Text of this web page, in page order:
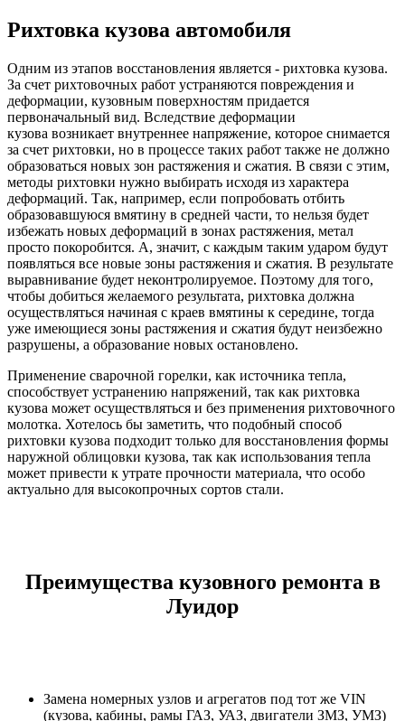
Рихтовка кузова автомобиля
Одним из этапов восстановления является - рихтовка кузова.
За счет рихтовочных работ устраняются повреждения и
деформации, кузовным поверхностям придается
первоначальный вид. Вследствие деформации
кузова возникает внутреннее напряжение, которое снимается
за счет рихтовки, но в процессе таких работ также не должно
образоваться новых зон растяжения и сжатия. В связи с этим,
методы рихтовки нужно выбирать исходя из характера
деформаций. Так, например, если попробовать отбить
образовавшуюся вмятину в средней части, то нельзя будет
избежать новых деформаций в зонах растяжения, метал
просто покоробится. А, значит, с каждым таким ударом будут
появляться все новые зоны растяжения и сжатия. В результате
выравнивание будет неконтролируемое. Поэтому для того,
чтобы добиться желаемого результата, рихтовка должна
осуществляться начиная с краев вмятины к середине, тогда
уже имеющиеся зоны растяжения и сжатия будут неизбежно
разрушены, а образование новых остановлено.
Применение сварочной горелки, как источника тепла,
способствует устранению напряжений, так как рихтовка
кузова может осуществляться и без применения рихтовочного
молотка. Хотелось бы заметить, что подобный способ
рихтовки кузова подходит только для восстановления формы
наружной облицовки кузова, так как использования тепла
может привести к утрате прочности материала, что особо
актуально для высокопрочных сортов стали.
Преимущества кузовного ремонта в
Луидор
Замена номерных узлов и агрегатов под тот же VIN
(кузова, кабины, рамы ГАЗ, УАЗ, двигатели ЗМЗ, УМЗ)